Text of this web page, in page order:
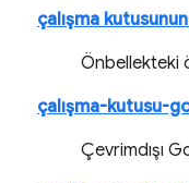
çalışma
Önbellekteki
çalışma-kutusu-
Çevrimdışı